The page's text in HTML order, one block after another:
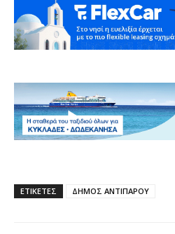
ΕΤΙΚΕΤΕΣ ΔΗΜΟΣ ΑΝΤΙΠΑΡΟΥ